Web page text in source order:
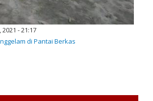
- 21:17
di Pantai Berkas